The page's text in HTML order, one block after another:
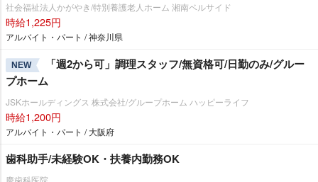
社会福祉法人かがやき/特別養護老人ホーム 湘南ベルサイド
時給1,225円
アルバイト・パート / 神奈川県
NEW
「週2から可」調理スタッフ/無資格可/日勤のみ/グルー
プホーム
JSKホールディングス 株式会社/グループホーム ハッピーライフ
時給1,200円
アルバイト・パート / 大阪府
歯科助手/未経験OK・扶養内勤務OK